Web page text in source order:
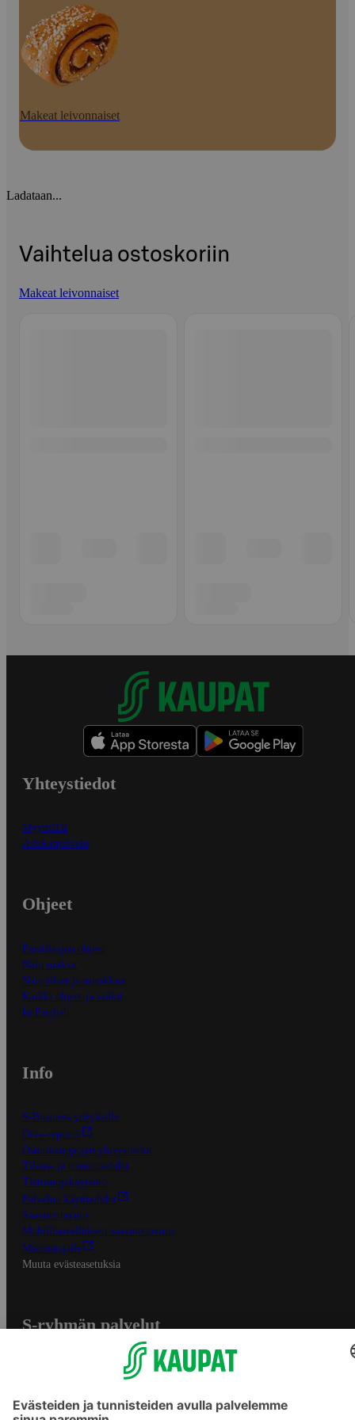
Makeat leivonnaiset
Ladataan...
Vaihtelua ostoskoriin
Makeat leivonnaiset
Yhteystiedot
Myymälät
Asiakaspalvelu
Ohjeet
Ensitilaajan ohjeet
Näin maksat
Näin tilaat ja muokkaat
Kaikki ohjeet ja vinkit
In English
Info
S-Business yrityksille
Oiva-raportit
Osuuskauppojen yhteystiedot
Tilaus- ja toimitusehdot
Tietosuojakäytäntö
Palvelun käyttöehdot
Saavutettavuus
Mobiilisovelluksen saavutettavuus
Mainostajalle
Muuta evästeasetuksia
S-ryhmän palvelut
Yhteishyvä Ruoka -sovellus